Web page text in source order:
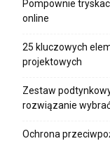
Pompownie
online
25 kluczowych
projektowych
Zestaw
rozwiązanie
Ochrona